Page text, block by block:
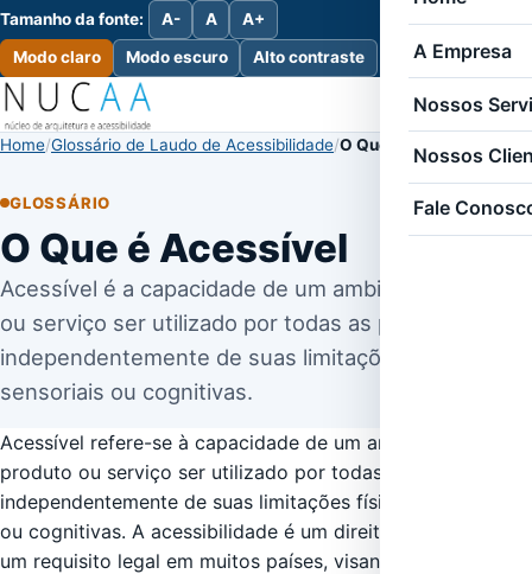
Tamanho da fonte: A- A A+
Modo claro Modo escuro Alto contraste A Empresa
Nossos
Nossos
Fale
Home Glossário de Laudo de Acessibilidade O Que é Acessível
GLOSSÁRIO
O Que é Acessível
Acessível é a capacidade de um ambiente, produto
ou serviço ser utilizado por todas as pessoas,
independentemente de suas limitações físicas,
sensoriais ou cognitivas.
Acessível refere-se à capacidade de um ambiente,
produto ou serviço ser utilizado por todas as pessoas,
independentemente de suas limitações físicas, sensoriais
ou cognitivas. A acessibilidade é um direito fundamental e
um requisito legal em muitos países, visando garantir a